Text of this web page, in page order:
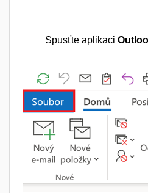
​Spusťte aplikaci